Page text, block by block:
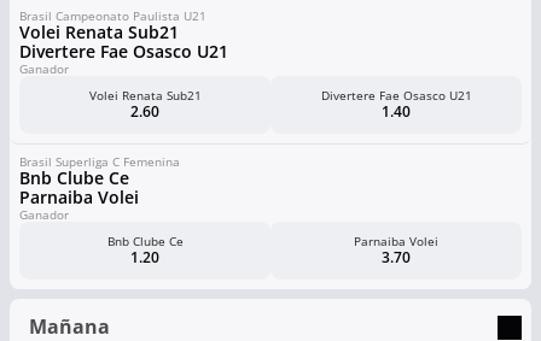
Brasil Campeonato Paulista U21
Volei Renata Sub21
Divertere Fae Osasco U21
Ganador
Volei Renata Sub21
2.60
Divertere Fae Osasco U21
1.40
Brasil Superliga C Femenina
Bnb Clube Ce
Parnaiba Volei
Ganador
Bnb Clube Ce
1.20
Parnaiba Volei
3.70
Mañana